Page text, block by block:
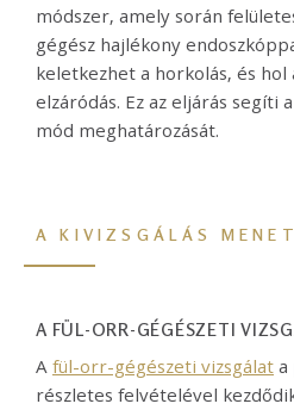
módszer, amely során
gégész hajlékony
keletkezhet a horkolás, és hol
elzáródás. Ez az eljárás segíti
mód meghatározását.
A KIVIZSGÁLÁS
A FÜL-ORR-GÉGÉSZETI
A fül-orr-gégészeti vizsgálat a
részletes felvételével